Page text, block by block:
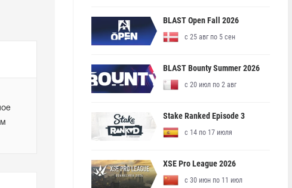
BLAST Open Fall 2026
с 25 авг по 5 сен
BLAST Bounty Summer 2026
с 20 июл по 2 авг
Stake Ranked Episode 3
с 14 по 17 июля
XSE Pro League 2026
с 30 июн по 11 июл